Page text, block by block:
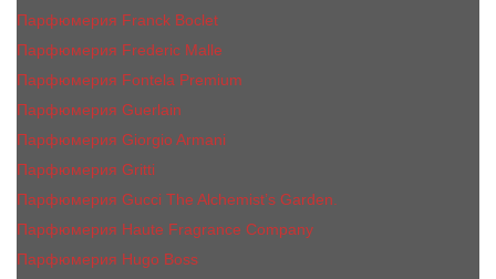
Парфюмерия Franck Boclet
Парфюмерия Frеderic Mаlle
Парфюмерия Fontela Premium
Парфюмерия Guerlain
Парфюмерия Giorgio Armani
Парфюмерия Gritti
Парфюмерия Gucci The Alchemist’s Garden.
Парфюмерия Haute Fragrance Company
Парфюмерия Hugo Boss